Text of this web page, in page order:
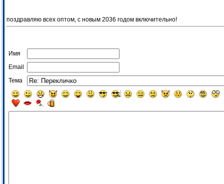
поздравляю всех оптом, с новым 2036 годом включительно!
Имя
Email
Тема